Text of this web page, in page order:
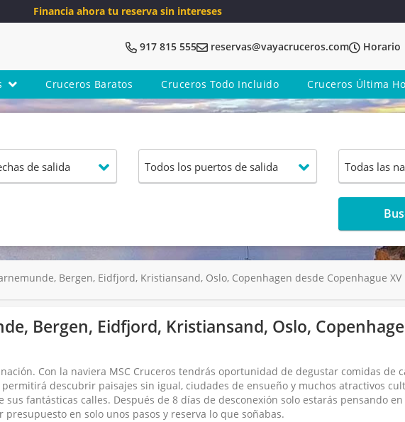
Financia ahora tu reserva sin intereses
917 815 555 reservas@vayacruceros.com Horario
Cruceros Baratos Cruceros Todo Incluido Cruceros Última
Bergen, Eidfjord, Kristiansand, Oslo, Copenhagen desde Copenhague XV
Bergen, Eidfjord, Kristiansand, Oslo,
Con la naviera MSC Cruceros tendrás oportunidad de degustar comidas de
descubrir paisajes sin igual, ciudades de ensueño y muchos atractivos
fantásticas calles. Después de 8 días de desconexión solo estarás pensando
en solo unos pasos y reserva lo que soñabas.